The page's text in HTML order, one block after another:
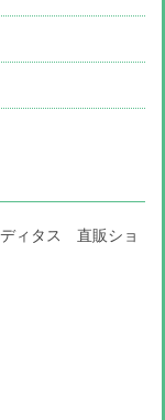
ィタス 直販ショ